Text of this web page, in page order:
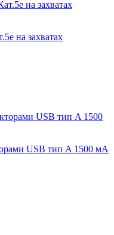
на захватах
USB тип A 1500 мА